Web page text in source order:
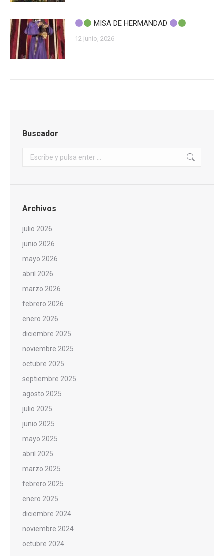
MISA DE HERMANDAD
12 junio, 2026
Buscador
Buscar:
Archivos
julio 2026
junio 2026
mayo 2026
abril 2026
marzo 2026
febrero 2026
enero 2026
diciembre 2025
noviembre 2025
octubre 2025
septiembre 2025
agosto 2025
julio 2025
junio 2025
mayo 2025
abril 2025
marzo 2025
febrero 2025
enero 2025
diciembre 2024
noviembre 2024
octubre 2024